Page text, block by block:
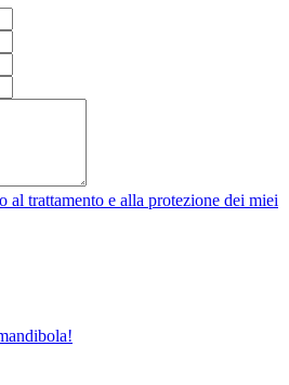
al trattamento e alla protezione dei miei